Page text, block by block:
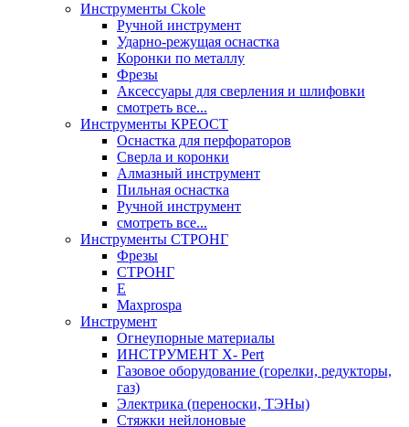
Инструменты Ckole
Ручной инструмент
Ударно‑режущая оснастка
Коронки по металлу
Фрезы
Аксессуары для сверления и шлифовки
смотреть все...
Инструменты КРЕОСТ
Оснастка для перфораторов
Сверла и коронки
Алмазный инструмент
Пильная оснастка
Ручной инструмент
смотреть все...
Инструменты СТРОНГ
Фрезы
СТРОНГ
Е
Maxprospa
Инструмент
Огнеупорные материалы
ИНСТРУМЕНТ X- Pert
Газовое оборудование (горелки, редукторы,
газ)
Электрика (переноски, ТЭНы)
Стяжки нейлоновые